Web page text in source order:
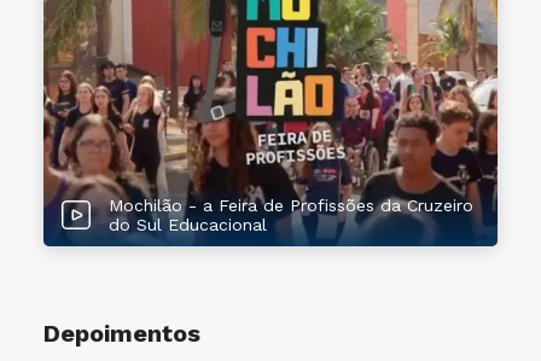
Mochilão - a Feira de Profissões da Cruzeiro
do Sul Educacional
Depoimentos